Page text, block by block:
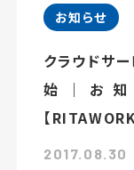
お知らせ
クラウドサー
始｜お
【
2017.08.30